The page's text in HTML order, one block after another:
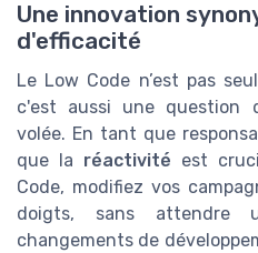
Une innovation
d'efficacité
Le Low Code n’est pas
c'est aussi une question
volée. En tant que
que la réactivité est
Code, modifiez vos
doigts, sans attendre
changements de